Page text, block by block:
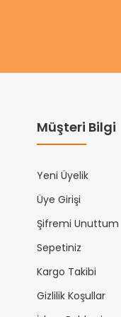
Müşteri Bilgi
Yeni Üyelik
Üye Girişi
Şifremi Unuttum
Sepetiniz
Kargo Takibi
Gizlilik Koşullar